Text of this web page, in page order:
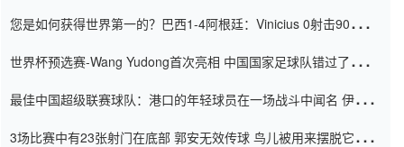
您是如何获得世界第一的？巴西1-4阿根廷：Vinicius 0射击90分钟
世界杯预选赛-Wang Yudong首次亮相 中国国家足球队错过了世界
最佳中国超级联赛球队：港口的年轻球员在一场战斗中闻名 伊万放
3场比赛中有23张射门在底部 郭安无效传球 鸟儿被用来摆脱它